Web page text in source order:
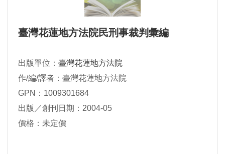
臺灣花蓮地方法院民刑事裁判彙編
出版單位： 臺灣花蓮地方法院
作/編/譯者：臺灣花蓮地方法院
GPN：1009301684
出版／創刊日期：2004-05
價格：未定價